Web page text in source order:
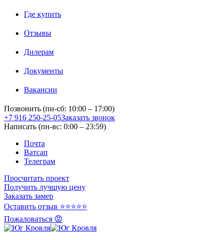
Где купить
Отзывы
Дилерам
Документы
Вакансии
Позвонить (пн-сб: 10:00 – 17:00)
+7 916 250-25-05Заказать звонок
Написать (пн-вс: 0:00 – 23:59)
Почта
Ватсап
Телеграм
Просчитать проект
Получить лучшую цену
Заказать замер
Оставить отзыв ⭐⭐⭐⭐⭐
Пожаловаться 😡